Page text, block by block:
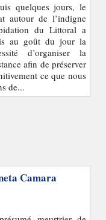
quelques jours, le
autour de l’indigne
du Littoral a
au goût du jour la
d’organiser la
afin de préserver
ce que nous
de...
Camara